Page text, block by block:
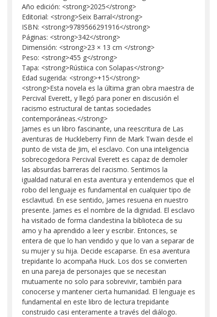
Año edición: <strong>2025</strong>
Editorial: <strong>Seix Barral</strong>
ISBN: <strong>9789566291916</strong>
Páginas: <strong>342</strong>
Dimensión: <strong>23 × 13 cm </strong>
Peso: <strong>455 g</strong>
Tapa: <strong>Rústiica con Solapas</strong>
Edad sugerida: <strong>+15</strong>
<strong>Esta novela es la última gran obra maestra de
Percival Everett, y llegó para poner en discusión el
racismo estructural de tantas sociedades
contemporáneas.</strong>
James es un libro fascinante, una reescritura de Las
aventuras de Huckleberry Finn de Mark Twain desde el
punto de vista de Jim, el esclavo. Con una inteligencia
sobrecogedora Percival Everett es capaz de demoler
las absurdas barreras del racismo. Sentimos la
igualdad natural en esta aventura y entendemos que el
robo del lenguaje es fundamental en cualquier tipo de
esclavitud. En ese sentido, James resuena en nuestro
presente. James es el nombre de la dignidad. El esclavo
ha visitado de forma clandestina la biblioteca de su
amo y ha aprendido a leer y escribir. Entonces, se
entera de que lo han vendido y que lo van a separar de
su mujer y su hija. Decide escaparse. En esa aventura
trepidante lo acompaña Huck. Los dos se convierten
en una pareja de personajes que se necesitan
mutuamente no solo para sobrevivir, también para
conocerse y mantener cierta humanidad. El lenguaje es
fundamental en este libro de lectura trepidante
construido casi enteramente a través del diálogo.